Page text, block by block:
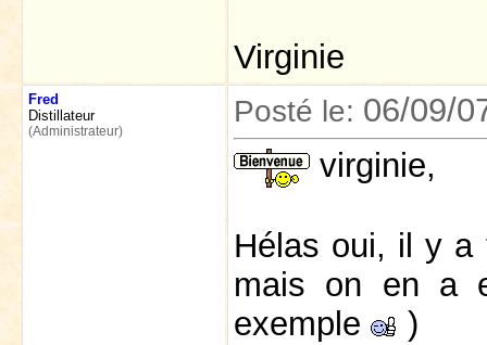
Virginie
Fred
Distillateur
(Administrateur)
Posté le: 06/09/
virginie,
Hélas oui, il y a
mais on en a
exemple
)